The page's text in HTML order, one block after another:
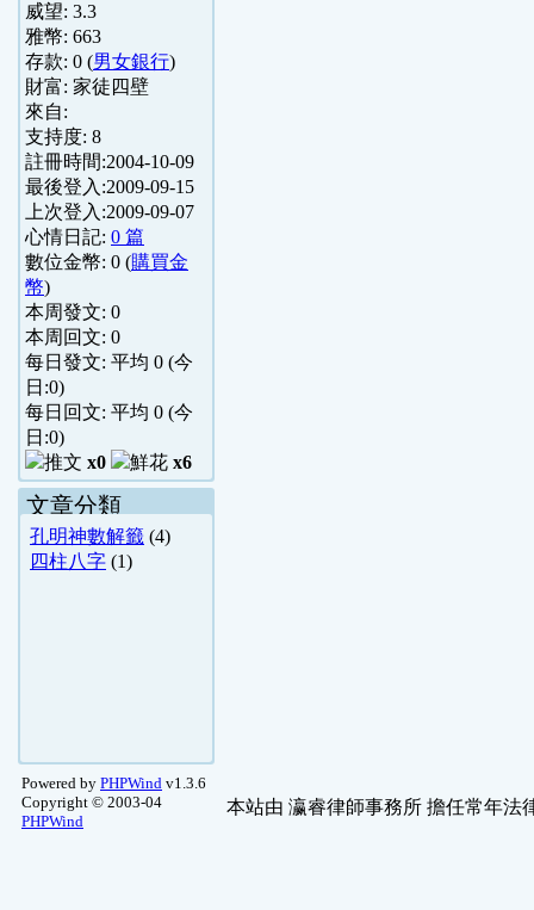
威望: 3.3
雅幣: 663
存款: 0 (男女銀行)
財富: 家徒四壁
來自:
支持度: 8
註冊時間:2004-10-09
最後登入:2009-09-15
上次登入:2009-09-07
心情日記: 0 篇
數位金幣: 0 (購買金
幣)
本周發文: 0
本周回文: 0
每日發文: 平均 0 (今
日:0)
每日回文: 平均 0 (今
日:0)
x0
x6
文章分類
孔明神數解籤 (4)
四柱八字 (1)
Powered by PHPWind v1.3.6
Copyright © 2003-04
PHPWind
本站由 瀛睿律師事務所 擔任常年法